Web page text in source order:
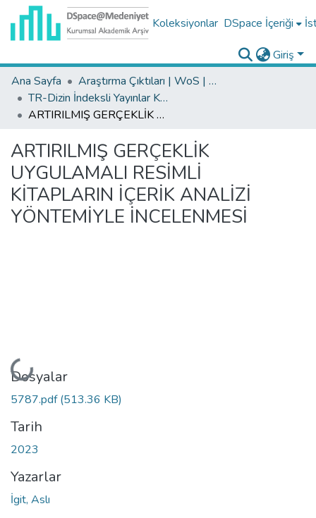
Koleksiyonlar DSpace İçeriği
Giriş
Ana Sayfa
Araştırma Çıktıları | WoS | Scopus | TR-Dizin | PubMed
TR-Dizin İndeksli Yayınlar Koleksiyonu
ARTIRILMIŞ GERÇEKLİK UYGULAMALI RESİMLİ KİTAPLARIN İÇERİK ANALİZİ YÖNTEMİYLE İNCELENMESİ
ARTIRILMIŞ GERÇEKLİK
UYGULAMALI RESİMLİ
KİTAPLARIN İÇERİK ANALİZİ
YÖNTEMİYLE İNCELENMESİ
Yükleniyor...
Dosyalar
5787.pdf(513.36 KB)
Tarih
2023
Yazarlar
İgit, Aslı